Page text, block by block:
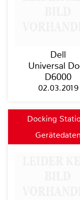
Dell
Universal
D6000
02.03.2019
Docking
Gerätedaten